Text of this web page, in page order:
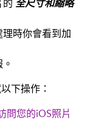
的 全尺寸和縮略
時你會看到加
下操作：
問您的iOS照片